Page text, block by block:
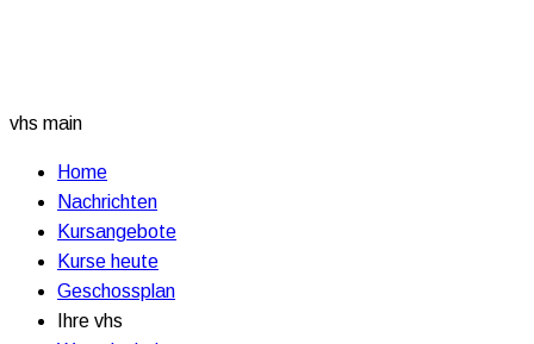
vhs main
Home
Nachrichten
Kursangebote
Kurse heute
Geschossplan
Ihre vhs